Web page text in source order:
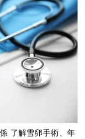
了解雪卵手術、年